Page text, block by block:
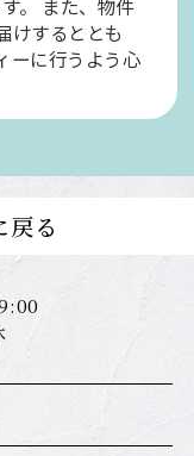
。
また、物件
けするととも
ーに行うよう心
戻る